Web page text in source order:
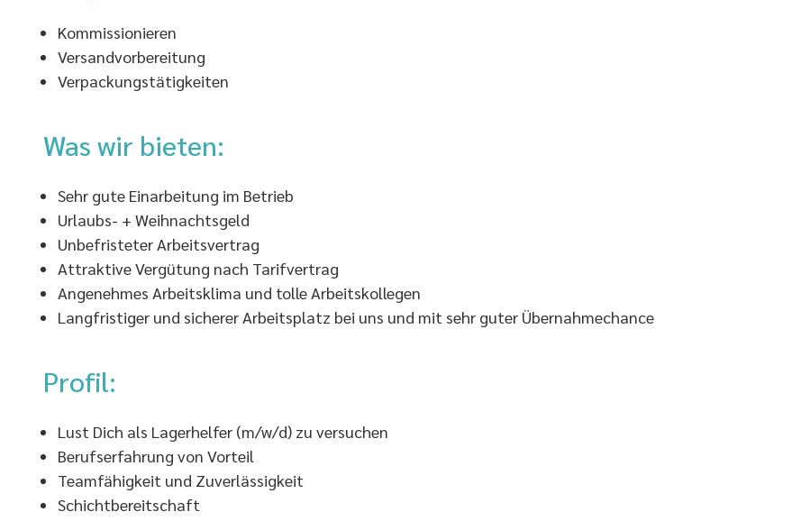
Kommissionieren
Versandvorbereitung
Verpackungstätigkeiten
Was wir bieten:
Sehr gute Einarbeitung im Betrieb
Urlaubs- + Weihnachtsgeld
Unbefristeter Arbeitsvertrag
Attraktive Vergütung nach Tarifvertrag
Angenehmes Arbeitsklima und tolle Arbeitskollegen
Langfristiger und sicherer Arbeitsplatz bei uns und mit sehr guter Übernahmechance
Profil:
Lust Dich als Lagerhelfer (m/w/d) zu versuchen
Berufserfahrung von Vorteil
Teamfähigkeit und Zuverlässigkeit
Schichtbereitschaft